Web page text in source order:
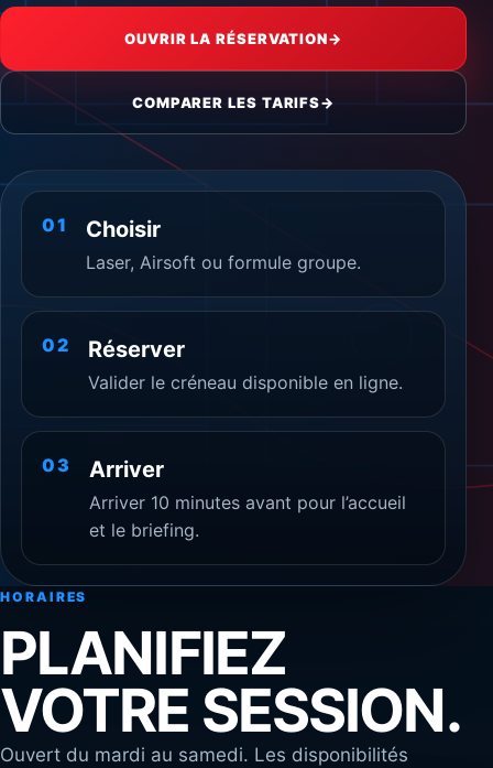
OUVRIR LA RÉSERVATION→
COMPARER LES TARIFS→
01 Choisir
Laser, Airsoft ou formule groupe.
02 Réserver
Valider le créneau disponible en ligne.
03 Arriver
Arriver 10 minutes avant pour l’accueil
et le briefing.
HORAIRES
PLANIFIEZ
VOTRE SESSION.
Ouvert du mardi au samedi. Les disponibilités